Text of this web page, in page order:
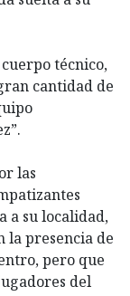
técnico,
cantidad de
las
a su localidad,
la presencia de
pero que
del